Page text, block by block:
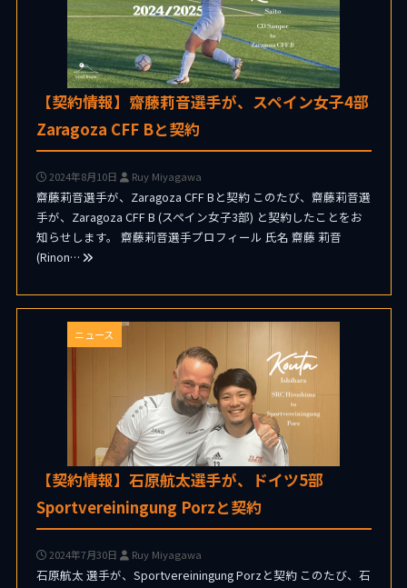
【契約情報】齋藤莉音選手が、スペイン女子4部
Zaragoza CFF Bと契約
2024年8月10日 Ruy Miyagawa
齋藤莉音選手が、Zaragoza CFF Bと契約 このたび、齋藤莉音選
手が、Zaragoza CFF B (スペイン女子3部) と契約したことをお
知らせします。 齋藤莉音選手プロフィール 氏名 齋藤 莉音
(Rinon…
ニュース
【契約情報】石原航太選手が、ドイツ5部
Sportvereiningung Porzと契約
2024年7月30日 Ruy Miyagawa
石原航太 選手が、Sportvereiningung Porzと契約 このたび、石